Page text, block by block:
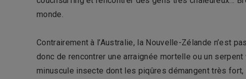
monde.
Contrairement à l’Australie, la Nouvelle-Zélande n’est
donc de rencontrer une arraignée mortelle ou un
minuscule insecte dont les piqûres démangent très